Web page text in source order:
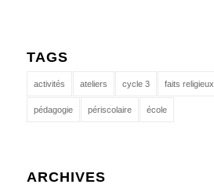
TAGS
activités ateliers cycle 3 faits religieux
pédagogie périscolaire école
ARCHIVES